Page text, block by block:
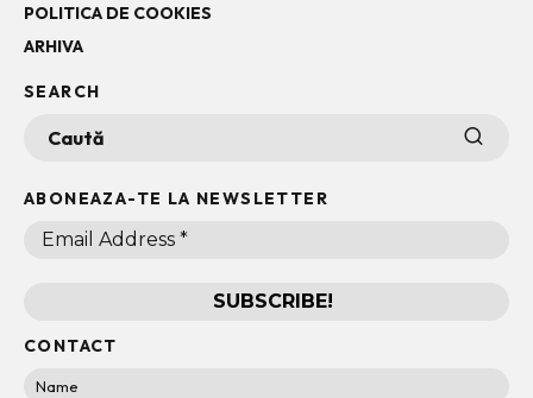
POLITICA DE COOKIES
ARHIVA
SEARCH
ABONEAZA-TE LA NEWSLETTER
CONTACT